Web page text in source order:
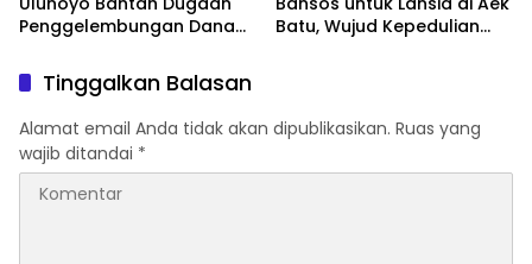
Penggelembungan Dana
Pemberitaan Tidak Benar
Batu, Wujud Kepedulian
Tinggalkan Balasan
Alamat email Anda tidak akan dipublikasikan. Ruas yang
wajib ditandai *